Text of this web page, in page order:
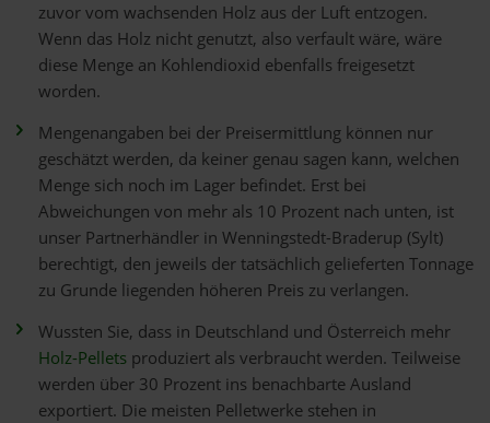
zuvor vom wachsenden Holz aus der Luft entzogen.
Wenn das Holz nicht genutzt, also verfault wäre, wäre
diese Menge an Kohlendioxid ebenfalls freigesetzt
worden.
Mengenangaben bei der Preisermittlung können nur
geschätzt werden, da keiner genau sagen kann, welchen
Menge sich noch im Lager befindet. Erst bei
Abweichungen von mehr als 10 Prozent nach unten, ist
unser Partnerhändler in Wenningstedt-Braderup (Sylt)
berechtigt, den jeweils der tatsächlich gelieferten Tonnage
zu Grunde liegenden höheren Preis zu verlangen.
Wussten Sie, dass in Deutschland und Österreich mehr
Holz-Pellets produziert als verbraucht werden. Teilweise
werden über 30 Prozent ins benachbarte Ausland
exportiert. Die meisten Pelletwerke stehen in